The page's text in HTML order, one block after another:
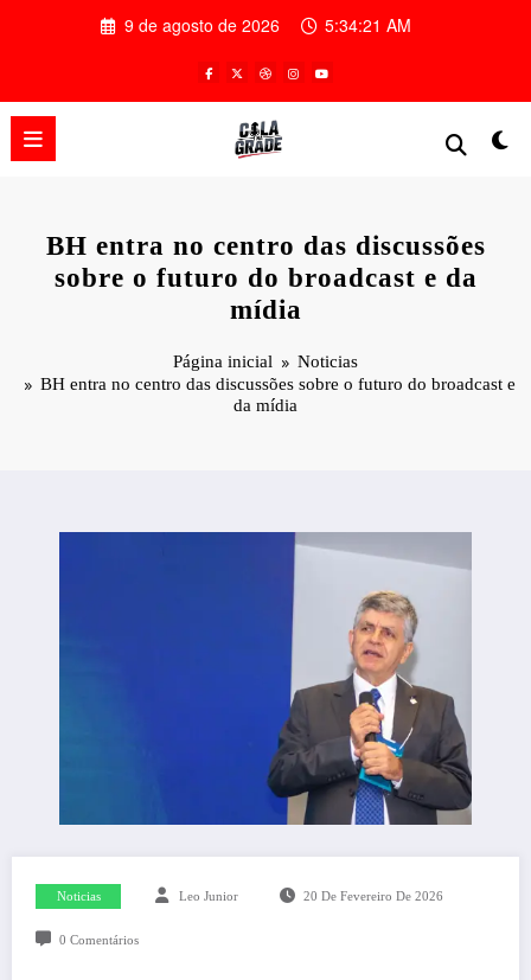
9 de agosto de 2026 5:34:21 AM
BH entra no centro das discussões
sobre o futuro do broadcast e da
mídia
Página inicial
Noticias
BH entra no centro das discussões sobre o futuro do broadcast e
da mídia
Noticias Leo Junior 20 De Fevereiro De 2026
0 Comentários